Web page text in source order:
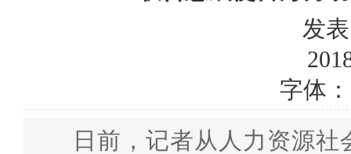
发
字体：
日前，记者从人力资源社